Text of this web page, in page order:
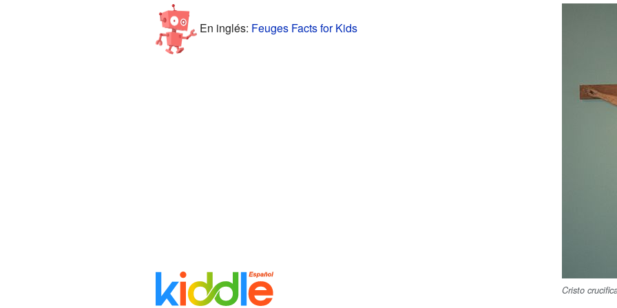
Cristo
En inglés: Feuges Facts for Kids